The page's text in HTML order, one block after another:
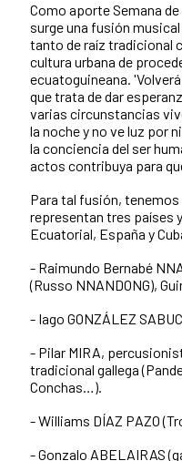
Como aporte Semana
surge una fusión
tanto de raíz tradicional
cultura urbana de
ecuatoguineana.
que trata de dar
varias circunstancias
la noche y no ve luz por
la conciencia del ser
actos contribuya para
Para tal fusión,
representan tres países
Ecuatorial, España y
- Raimundo Bernabé
(Russo NNANDONG),
- Iago GONZÁLEZ
- Pilar MIRA,
tradicional gallega
Conchas…).
- Williams DÍAZ PAZO
- Gonzalo ABELAIRAS